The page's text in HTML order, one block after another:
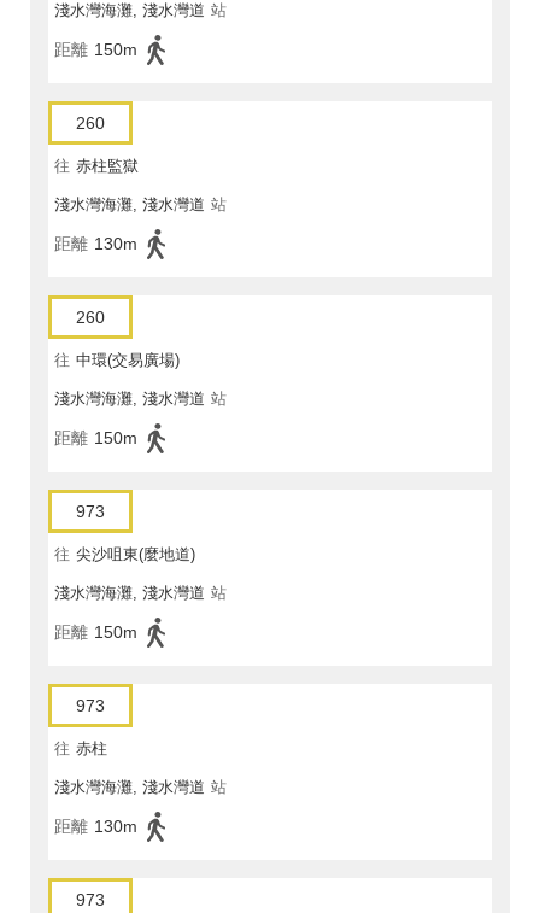
淺水灣海灘, 淺水灣道 站
距離 150m
260
往 赤柱監獄
淺水灣海灘, 淺水灣道 站
距離 130m
260
往 中環(交易廣場)
淺水灣海灘, 淺水灣道 站
距離 150m
973
往 尖沙咀東(麼地道)
淺水灣海灘, 淺水灣道 站
距離 150m
973
往 赤柱
淺水灣海灘, 淺水灣道 站
距離 130m
973